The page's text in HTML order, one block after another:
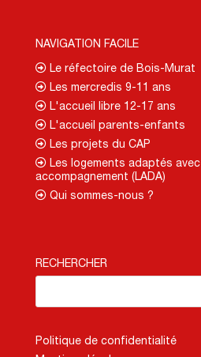
NAVIGATION FACILE
Le réfectoire de Bois-Murat
Les mercredis 9-11 ans
L'accueil libre 12-17 ans
L'accueil parents-enfants
Les projets du CAP
Les logements adaptés avec
accompagnement (LADA)
Qui sommes-nous ?
RECHERCHER
Politique de confidentialité